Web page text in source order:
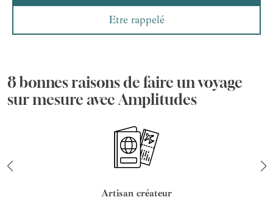
Etre rappelé
8 bonnes raisons de faire un voyage
sur mesure avec Amplitudes
Artisan créateur